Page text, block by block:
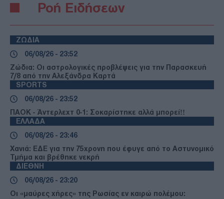
Ροή Ειδήσεων
ΖΩΔΙΑ
06/08/26 - 23:52
Ζώδια: Οι αστρολογικές προβλέψεις για την Παρασκευή
7/8 από την Αλεξάνδρα Καρτά
SPORTS
06/08/26 - 23:52
ΠΑΟΚ - Άντερλεχτ 0-1: Σοκαρίστηκε αλλά μπορεί!!
ΕΛΛΑΔΑ
06/08/26 - 23:46
Χανιά: ΕΔΕ για την 75χρονη που έφυγε από το Αστυνομικό
Τμήμα και βρέθηκε νεκρή
ΔΙΕΘΝΗ
06/08/26 - 23:20
Οι «μαύρες χήρες» της Ρωσίας εν καιρώ πολέμου: